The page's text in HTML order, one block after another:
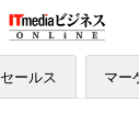
セールス マー